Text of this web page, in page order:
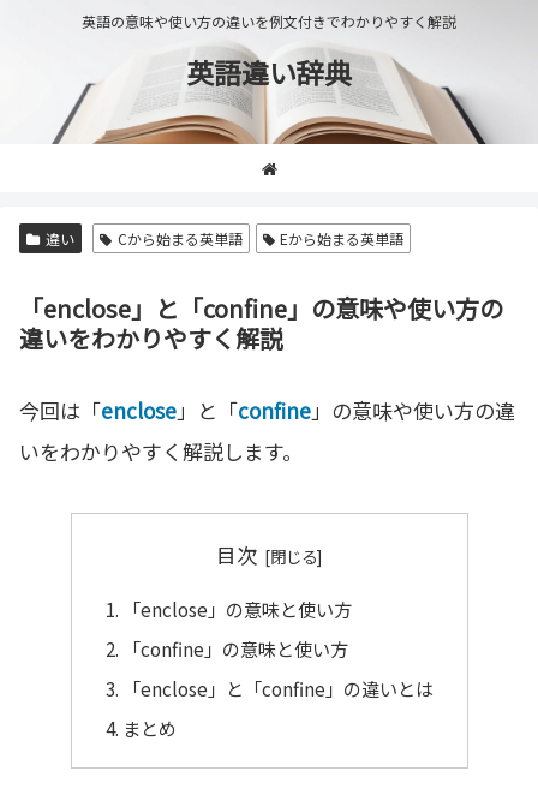
英語の意味や使い方の違いを例文付きでわかりやすく解説
英語違い辞典
違い Cから始まる英単語 Eから始まる英単語
「enclose」と「confine」の意味や使い方の
違いをわかりやすく解説
今回は「enclose」と「confine」の意味や使い方の違
いをわかりやすく解説します。
目次
「enclose」の意味と使い方
「confine」の意味と使い方
「enclose」と「confine」の違いとは
まとめ